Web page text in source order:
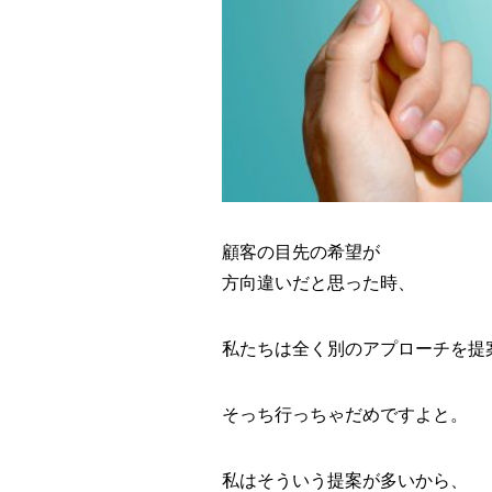
顧客の目先の希望が
方向違いだと思った時、
私たちは全く別のアプローチを提
そっち行っちゃだめですよと。
私はそういう提案が多いから、